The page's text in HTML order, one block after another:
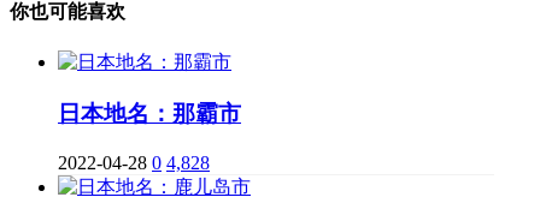
你也可能喜欢
日本地名：那霸市
2022-04-28 0 4,828